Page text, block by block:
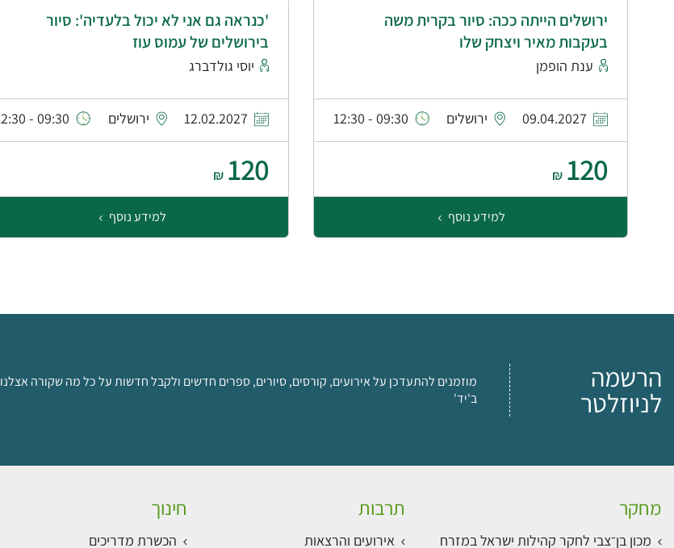
ירושלים הייתה ככה: סיור בקרית משה
בעקבות מאיר ויצחק שלו
ענת הופמן
09.04.2027 ירושלים 09:30 - 12:30
120
₪
למידע נוסף
'כנראה גם אני לא יכול בלעדיה': סיור
בירושלים של עמוס עוז
יוסי גולדברג
12.02.2027 ירושלים 09:30 - 12:30
120
₪
למידע נוסף
הרשמה
לניוזלטר
מוזמנים להתעדכן על אירועים, קורסים, סיורים, ספרים חדשים ולקבל חדשות על כל מה שקורה אצלנו
ב'יד'
מחקר
מכון בן־צבי לחקר קהילות ישראל במזרח
תרבות
אירועים והרצאות
חינוך
הכשרת מדריכים